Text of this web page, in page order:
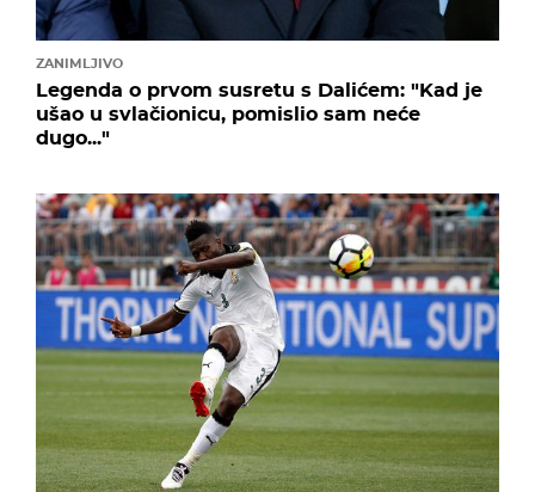
ZANIMLJIVO
Legenda o prvom susretu s Dalićem: "Kad je
ušao u svlačionicu, pomislio sam neće
dugo..."